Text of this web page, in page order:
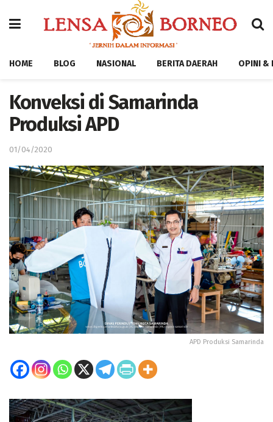
HOME BLOG NASIONAL BERITA DAERAH OPINI &
Konveksi di Samarinda
Produksi APD
01/04/2020
APD Produksi Samarinda